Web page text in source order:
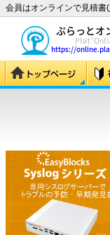
会員はオンラインで見積書(